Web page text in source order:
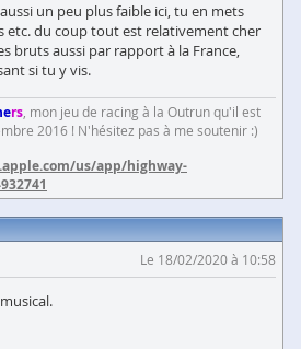
un peu plus faible ici, tu en mets
etc. du coup tout est relativement cher
bruts aussi par rapport à la France,
si tu y vis.
rs , mon jeu de racing à la Outrun qu'il est
2016 ! N'hésitez pas à me soutenir :)
us/app/highway-
Le 18/02/2020 à 10:58